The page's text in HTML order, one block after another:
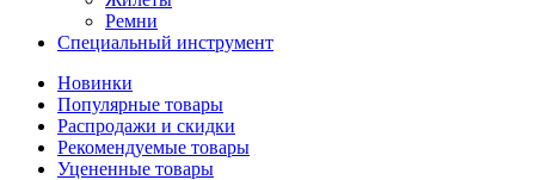
Ремни
Специальный инструмент
Новинки
Популярные товары
Распродажи и скидки
Рекомендуемые товары
Уцененные товары